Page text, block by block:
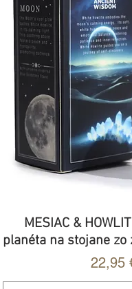
Rýchle
MESIAC &
planéta na stojane zo
Cena
22,95